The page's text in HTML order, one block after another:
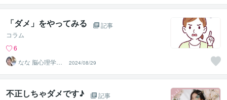
コン
「ダメ」をやってみる
記事
コラム
6
なな 脳心理学セ
ラピスト
2024/08/29
不正しちゃダメです♪
記事